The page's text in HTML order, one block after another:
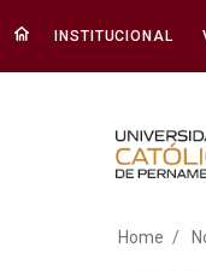
INSTITUCIONAL
Home